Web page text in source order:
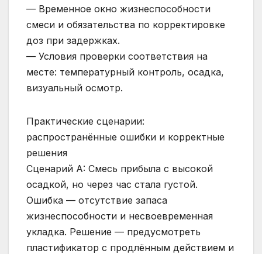
— Временное окно жизнеспособности
смеси и обязательства по корректировке
доз при задержках.
— Условия проверки соответствия на
месте: температурный контроль, осадка,
визуальный осмотр.
Практические сценарии:
распространённые ошибки и корректные
решения
Сценарий A: Смесь прибыла с высокой
осадкой, но через час стала густой.
Ошибка — отсутствие запаса
жизнеспособности и несвоевременная
укладка. Решение — предусмотреть
пластификатор с продлённым действием и